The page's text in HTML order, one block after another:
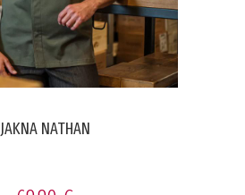
JAKNA NATHAN